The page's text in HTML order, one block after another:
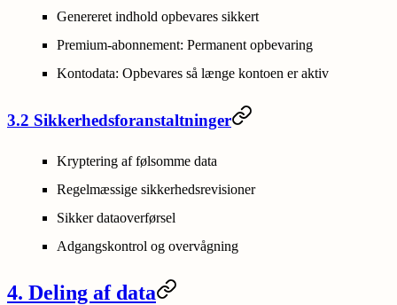
Genereret indhold opbevares sikkert
Premium-abonnement: Permanent opbevaring
Kontodata: Opbevares så længe kontoen er aktiv
3.2 Sikkerhedsforanstaltninger
Kryptering af følsomme data
Regelmæssige sikkerhedsrevisioner
Sikker dataoverførsel
Adgangskontrol og overvågning
4. Deling af data